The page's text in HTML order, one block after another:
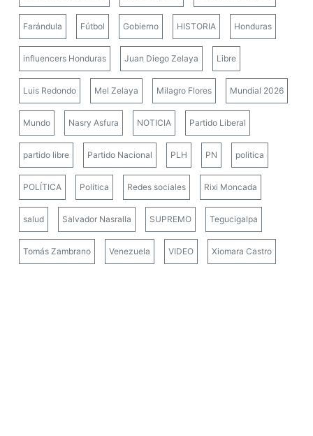
Farándula Fútbol Gobierno HISTORIA Honduras
influencers Honduras Juan Diego Zelaya Libre
Luis Redondo Mel Zelaya Milagro Flores Mundial 2026
Mundo Nasry Asfura NOTICIA Partido Liberal
partido libre Partido Nacional PLH PN politica
POLÍTICA Política Redes sociales Rixi Moncada
salud Salvador Nasralla SUPREMO Tegucigalpa
Tomás Zambrano Venezuela VIDEO Xiomara Castro